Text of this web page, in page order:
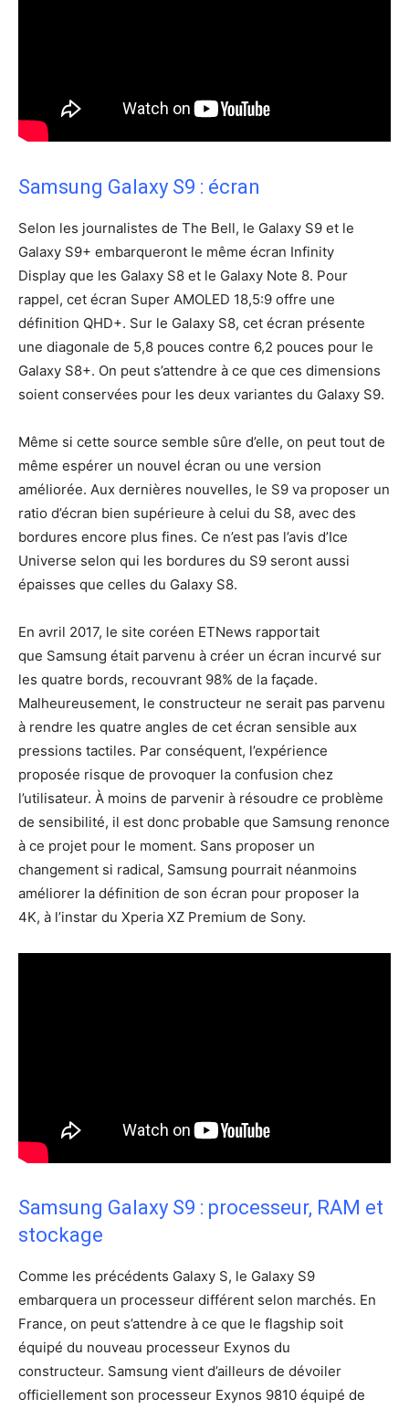
Samsung Galaxy S9 : écran
Selon les journalistes de The Bell, le Galaxy S9 et le
Galaxy S9+ embarqueront le même écran Infinity
Display que les Galaxy S8 et le Galaxy Note 8. Pour
rappel, cet écran Super AMOLED 18,5:9 offre une
définition QHD+. Sur le Galaxy S8, cet écran présente
une diagonale de 5,8 pouces contre 6,2 pouces pour le
Galaxy S8+. On peut s’attendre à ce que ces dimensions
soient conservées pour les deux variantes du Galaxy S9.
Même si cette source semble sûre d’elle, on peut tout de
même espérer un nouvel écran ou une version
améliorée. Aux dernières nouvelles, le S9 va proposer un
ratio d’écran bien supérieure à celui du S8, avec des
bordures encore plus fines. Ce n’est pas l’avis d’Ice
Universe selon qui les bordures du S9 seront aussi
épaisses que celles du Galaxy S8.
En avril 2017, le site coréen ETNews rapportait
que Samsung était parvenu à créer un écran incurvé sur
les quatre bords, recouvrant 98% de la façade.
Malheureusement, le constructeur ne serait pas parvenu
à rendre les quatre angles de cet écran sensible aux
pressions tactiles. Par conséquent, l’expérience
proposée risque de provoquer la confusion chez
l’utilisateur. À moins de parvenir à résoudre ce problème
de sensibilité, il est donc probable que Samsung renonce
à ce projet pour le moment. Sans proposer un
changement si radical, Samsung pourrait néanmoins
améliorer la définition de son écran pour proposer la
4K, à l’instar du Xperia XZ Premium de Sony.
Samsung Galaxy S9 : processeur, RAM et
stockage
Comme les précédents Galaxy S, le Galaxy S9
embarquera un processeur différent selon marchés. En
France, on peut s’attendre à ce que le flagship soit
équipé du nouveau processeur Exynos du
constructeur. Samsung vient d’ailleurs de dévoiler
officiellement son processeur Exynos 9810 équipé de